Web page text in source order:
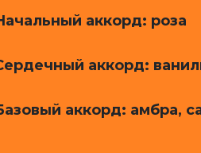
аккорд: роза
аккорд:
аккорд: амбра,